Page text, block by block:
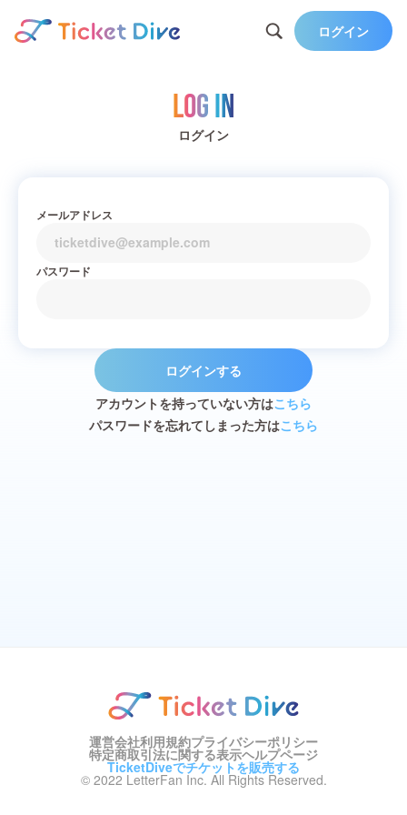
ログイン
Log in
ログイン
メールアドレス
パスワード
ログインする
アカウントを持っていない方はこちら
パスワードを忘れてしまった方はこちら
運営会社利用規約プライバシーポリシー
特定商取引法に関する表示ヘルプページ
TicketDiveでチケットを販売する
© 2022 LetterFan Inc. All Rights Reserved.